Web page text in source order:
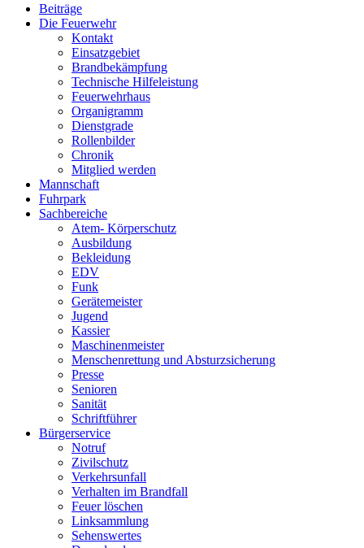
Beiträge
Die Feuerwehr
Kontakt
Einsatzgebiet
Brandbekämpfung
Technische Hilfeleistung
Feuerwehrhaus
Organigramm
Dienstgrade
Rollenbilder
Chronik
Mitglied werden
Mannschaft
Fuhrpark
Sachbereiche
Atem- Körperschutz
Ausbildung
Bekleidung
EDV
Funk
Gerätemeister
Jugend
Kassier
Maschinenmeister
Menschenrettung und Absturzsicherung
Presse
Senioren
Sanität
Schriftführer
Bürgerservice
Notruf
Zivilschutz
Verkehrsunfall
Verhalten im Brandfall
Feuer löschen
Linksammlung
Sehenswertes